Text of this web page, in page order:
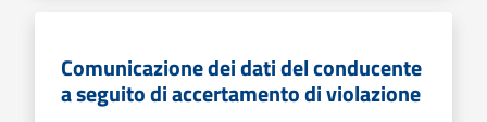
Comunicazione dei dati del conducente
a seguito di accertamento di violazione